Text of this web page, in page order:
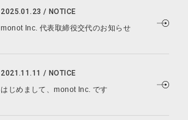
2025.01.23 / NOTICE
monot Inc. 代表取締役交代のお知らせ
2021.11.11 / NOTICE
はじめまして、monot Inc. です